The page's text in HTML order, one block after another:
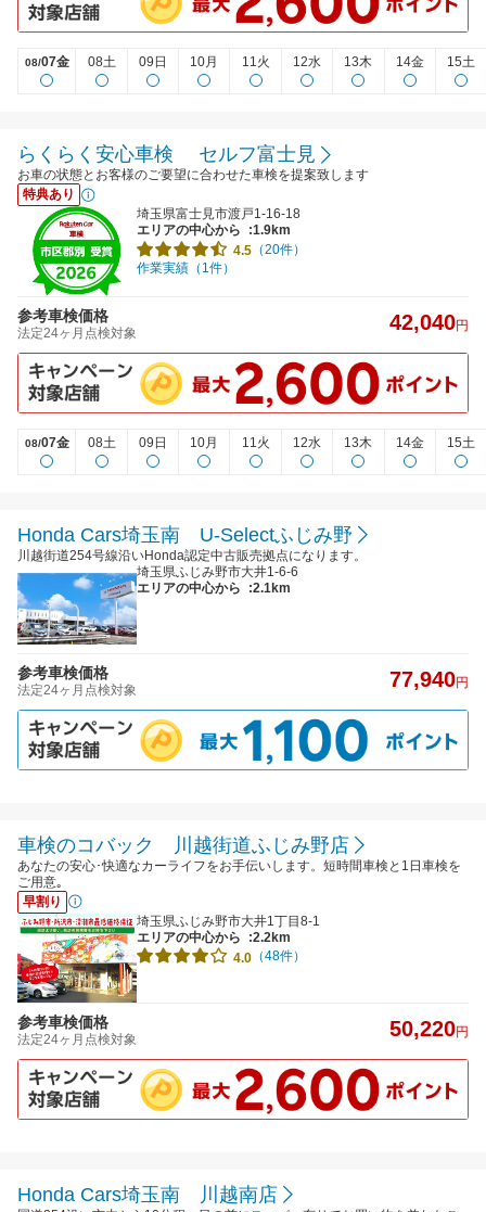
08/07金 08土 09日 10月 11火 12水 13木 14金 15土
らくらく安心車検 セルフ富士見
お車の状態とお客様のご要望に合わせた車検を提案致します
特典あり
埼玉県富士見市渡戸1-16-18
エリアの中心から
:1.9km
4.5 （20件）
作業実績（1件）
参考車検価格
法定24ヶ月点検対象 42,040円
08/07金 08土 09日 10月 11火 12水 13木 14金 15土
Honda Cars埼玉南 U-Selectふじみ野
川越街道254号線沿いHonda認定中古販売拠点になります。
埼玉県ふじみ野市大井1-6-6
エリアの中心から
:2.1km
参考車検価格
法定24ヶ月点検対象 77,940円
車検のコバック 川越街道ふじみ野店
あなたの安心･快適なカーライフをお手伝いします。短時間車検と1日車検を
ご用意｡
早割り
埼玉県ふじみ野市大井1丁目8-1
エリアの中心から
:2.2km
4.0 （48件）
参考車検価格
法定24ヶ月点検対象 50,220円
Honda Cars埼玉南 川越南店